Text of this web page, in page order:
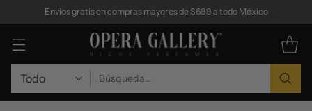
Búsqueda…
Envíos gratis en compras mayores de $699 a todo México